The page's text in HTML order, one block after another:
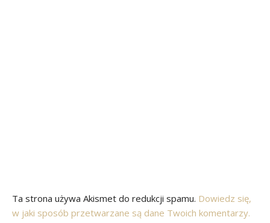
Ta strona używa Akismet do redukcji spamu. Dowiedz się,
w jaki sposób przetwarzane są dane Twoich komentarzy.